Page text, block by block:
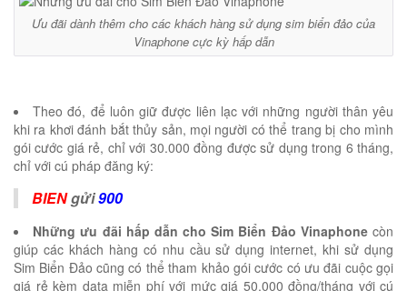
Ưu đãi dành thêm cho các khách hàng sử dụng sim biển đảo của
Vinaphone cực kỳ hấp dẫn
Theo đó, để luôn giữ được liên lạc với những người thân yêu
khi ra khơi đánh bắt thủy sản, mọi người có thể trang bị cho mình
gói cước giá rẻ, chỉ với 30.000 đồng được sử dụng trong 6 tháng,
chỉ với cú pháp đăng ký:
BIENgửi900
Những ưu đãi hấp dẫn cho Sim Biển Đảo Vinaphonecòn
giúp các khách hàng có nhu cầu sử dụng internet, khi sử dụng
Sim Biển Đảo cũng có thể tham khảo gói cước có ưu đãi cuộc gọi
giá rẻ kèm data miễn phí với mức giá 50.000 đồng/tháng với cú